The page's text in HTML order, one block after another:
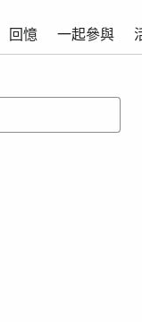
回憶 一起參與